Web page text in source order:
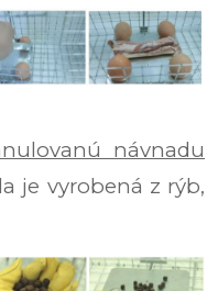
návnadu
je vyrobená z rýb,